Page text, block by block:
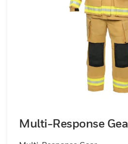
Multi-Response